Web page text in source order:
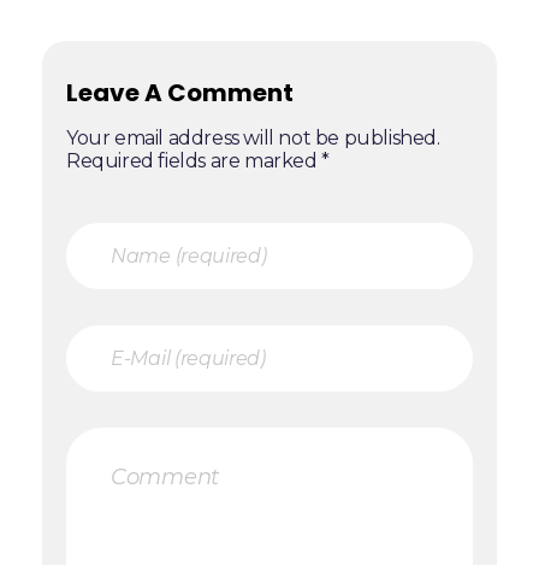
Leave A Comment
Your email address will not be published.
Required fields are marked *